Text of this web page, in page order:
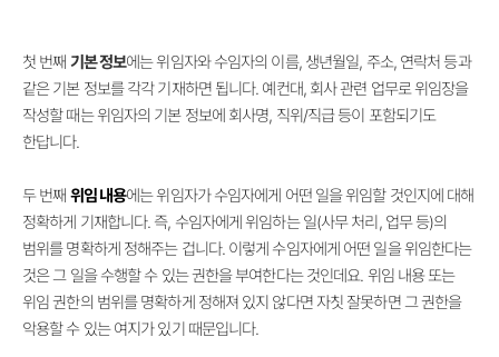
첫 번째 기본 정보에는 위임자와 수임자의 이름, 생년월일, 주소, 연락처 등과
같은 기본 정보를 각각 기재하면 됩니다. 예컨대, 회사 관련 업무로 위임장을
작성할 때는 위임자의 기본 정보에 회사명, 직위/직급 등이 포함되기도
한답니다.
두 번째 위임 내용에는 위임자가 수임자에게 어떤 일을 위임할 것인지에 대해
정확하게 기재합니다. 즉, 수임자에게 위임하는 일(사무 처리, 업무 등)의
범위를 명확하게 정해주는 겁니다. 이렇게 수임자에게 어떤 일을 위임한다는
것은 그 일을 수행할 수 있는 권한을 부여한다는 것인데요. 위임 내용 또는
위임 권한의 범위를 명확하게 정해져 있지 않다면 자칫 잘못하면 그 권한을
악용할 수 있는 여지가 있기 때문입니다.